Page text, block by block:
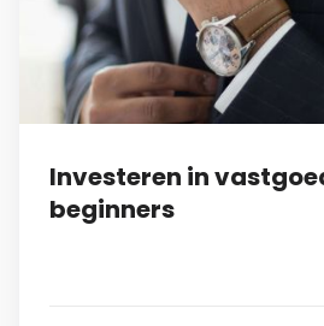
Investeren in
beginners